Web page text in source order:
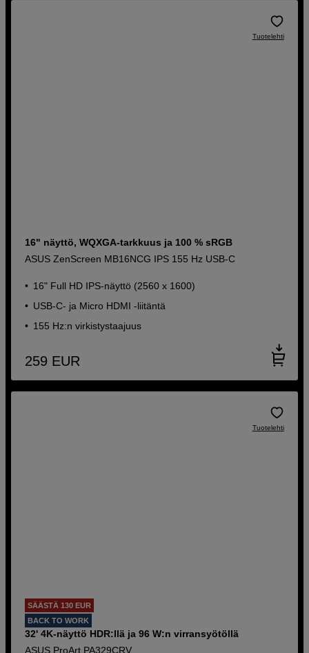
Tuotelehti
16" näyttö, WQXGA-tarkkuus ja 100 % sRGB
ASUS ZenScreen MB16NCG IPS 155 Hz USB-C
16" Full HD IPS-näyttö (2560 x 1600)
USB-C- ja Micro HDMI -liitäntä
155 Hz:n virkistystaajuus
259 EUR
Tuotelehti
SÄÄSTÄ 130 EUR
BACK TO WORK
32' 4K-näyttö HDR:llä ja 96 W:n virransyötöllä
ASUS ProArt PA329CRV